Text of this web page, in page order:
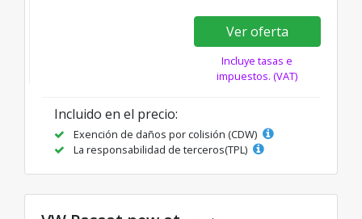
Ver oferta
Incluye tasas e
impuestos. (VAT)
Incluido en el precio:
Exención de daños por colisión (CDW)
La responsabilidad de terceros(TPL)